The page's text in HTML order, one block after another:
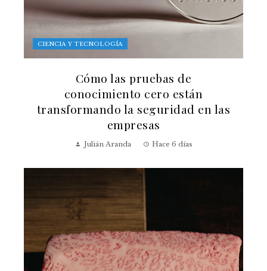
CIENCIA Y TECNOLOGÍA
Cómo las pruebas de
conocimiento cero están
transformando la seguridad en las
empresas
Julián Aranda Hace 6 días